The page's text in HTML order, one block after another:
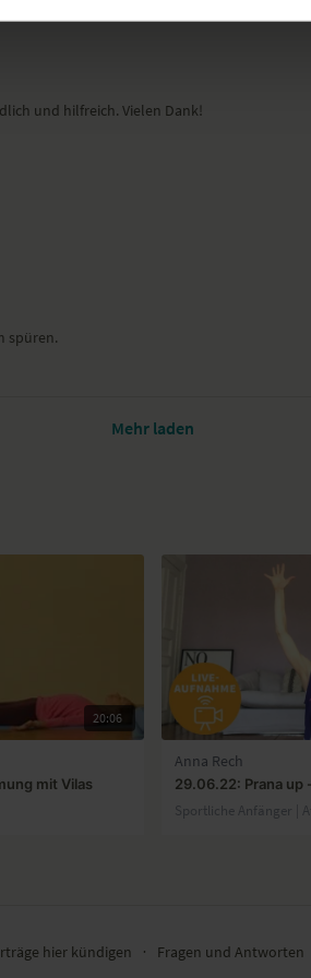
und hilfreich. Vielen Dank!
spüren.
Mehr laden
20:06
mit Vilas
Anna Rech
29.06.22: Prana up
Sportliche Anfänger |
hier kündigen ∙ Fragen und Antworten